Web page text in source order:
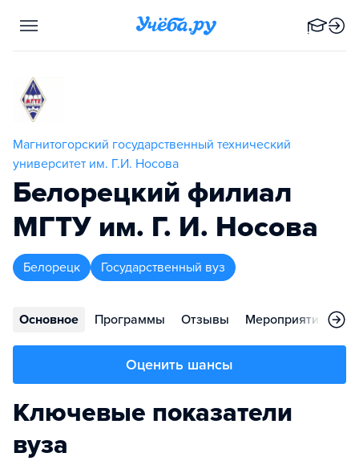
Магнитогорский государственный технический
университет им. Г.И. Носова
Белорецкий филиал
МГТУ им. Г. И. Носова
Белорецк Государственный вуз
Основное Программы Отзывы Мероприятия
Оценить шансы
Ключевые показатели
вуза